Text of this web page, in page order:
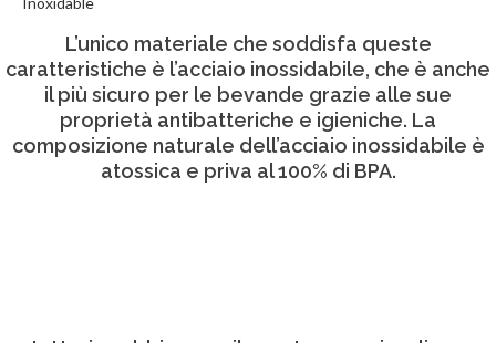
L’unico materiale che soddisfa queste
caratteristiche è l’acciaio inossidabile, che è anche
il più sicuro per le bevande grazie alle sue
proprietà antibatteriche e igieniche. La
composizione naturale dell’acciaio inossidabile è
atossica e priva al 100% di BPA.